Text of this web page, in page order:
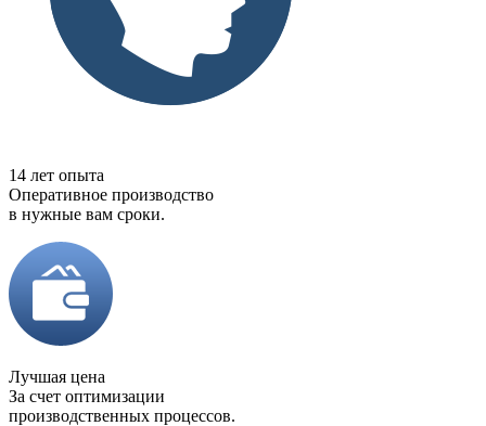
14 лет опыта
Оперативное производство
в нужные вам сроки.
Лучшая цена
За счет оптимизации
производственных процессов.